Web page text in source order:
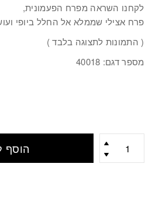
לקחנו השראה מפרח הפעמונית,
פרח אצילי שממלא אל החלל ביופי
( התמונות לתצוגה בלבד )
מספר דגם: 40018
הוסף